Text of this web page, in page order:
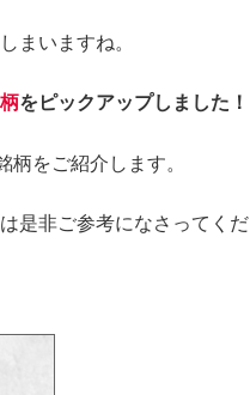
まいますね。
をピックアップしました！
をご紹介します。
是非ご参考になさってくだ